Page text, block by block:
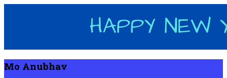
Mo Anubhav